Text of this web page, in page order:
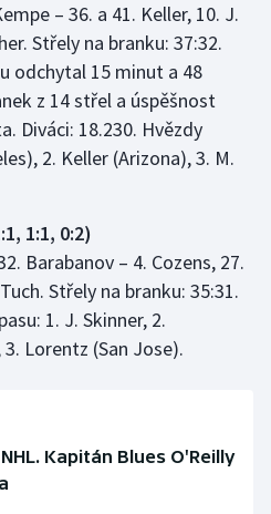
– 36. a 41. Keller, 10. J.
Střely na branku: 37:32.
odchytal 15 minut a 48
z 14 střel a úspěšnost
Diváci: 18.230. Hvězdy
2. Keller (Arizona), 3. M.
1:1, 0:2)
Barabanov – 4. Cozens, 27.
Střely na branku: 35:31.
1. J. Skinner, 2.
Lorentz (San Jose).
Kapitán Blues O'Reilly